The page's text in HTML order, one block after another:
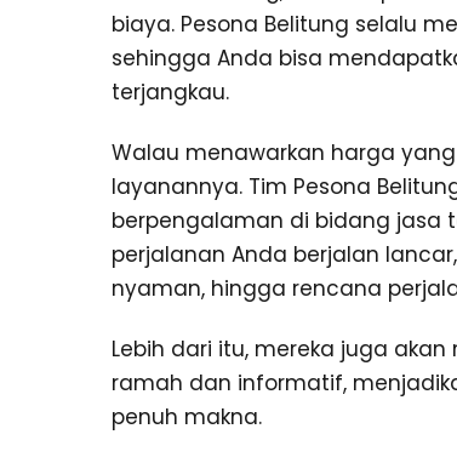
biaya. Pesona Belitung selalu
sehingga Anda bisa
terjangkau.
Walau menawarkan harga
layanannya. Tim Pesona
berpengalaman di bidang jasa
perjalanan Anda berjalan
nyaman, hingga rencana
Lebih dari itu, mereka juga
ramah dan informatif,
penuh makna.